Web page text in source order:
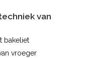
van
bakeliet
vroeger